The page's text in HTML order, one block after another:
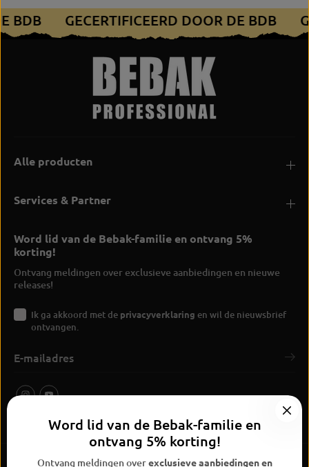
BDB GECERTIFICEERD DOOR DE BDB
Alle producten
Services & Partner
Word lid van de Bebak-familie en ontvang 5%
korting!
Ontvang meldingen over exclusieve aanbiedingen en nieuwe
releases!
Ik ga akkoord met de privacyverklaring en wil de nieuwsbrief
ontvangen.
Word lid van de Bebak-familie en
ontvang 5% korting!
Ontvang meldingen overexclusieve aanbiedingen en